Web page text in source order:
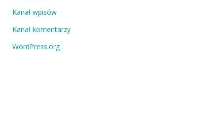
Kanał wpisów
Kanał komentarzy
WordPress.org